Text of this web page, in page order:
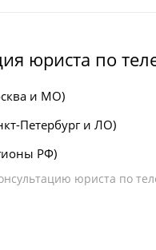
юриста по
и МО)
Петербург и ЛО)
РФ)
юриста по